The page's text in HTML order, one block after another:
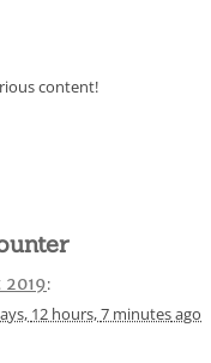
content!
:
12 hours,7 minutesago